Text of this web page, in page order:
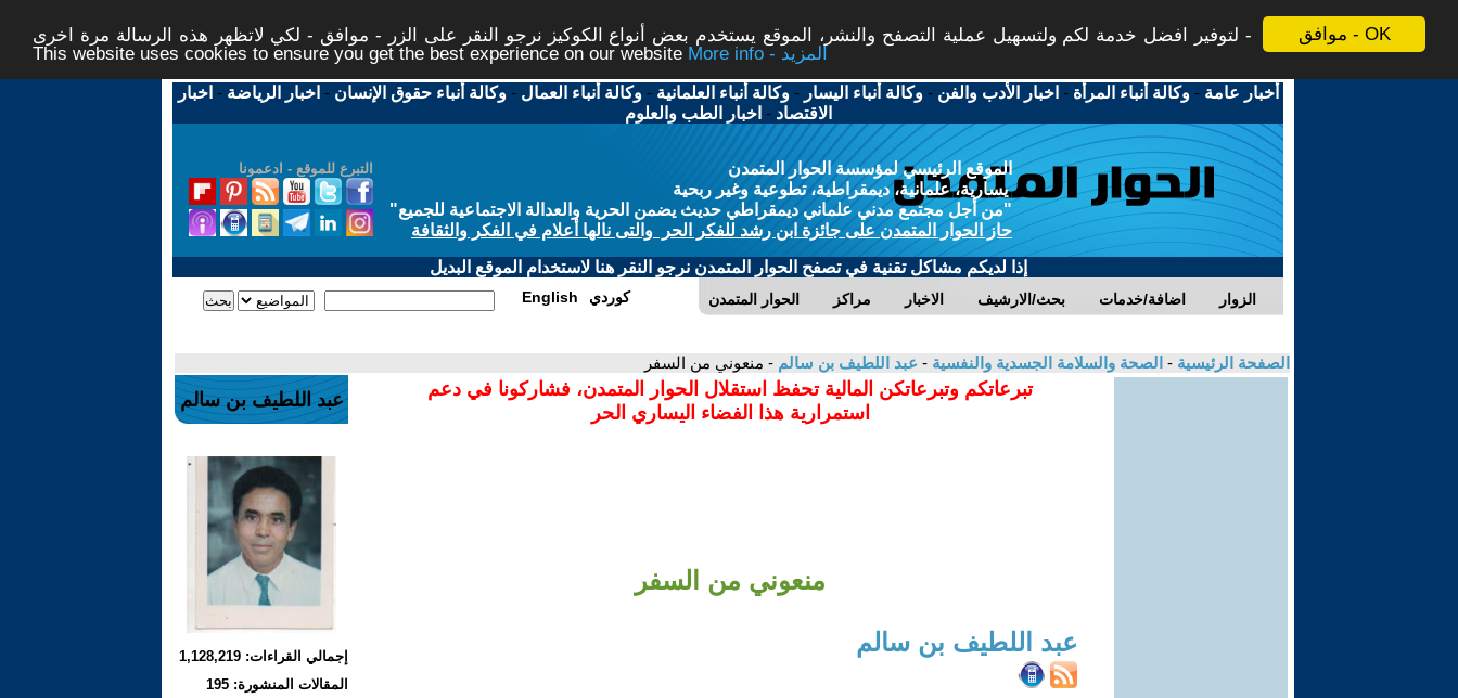
موافق - OK
لتوفير افضل خدمة لكم ولتسهيل عملية التصفح والنشر، الموقع يستخدم بعض أنواع الكوكيز نرجو النقر على الزر - موافق - لكي لاتظهر هذه الرسالة مرة اخرى -
This website uses cookies to ensure you get the best experience on our website
More info - المزيد
أخبار عامة -وكالة أنباء المرأة - اخبار الأدب والفن -وكالة أنباء اليسار -وكالة أنباء العلمانية -وكالة أنباء العمال -وكالة أنباء حقوق الإنسان - اخبار الرياضة - اخبار
الاقتصاد - اخبار الطب والعلوم
التبرع للموقع - ادعمونا
الموقع الرئيسي لمؤسسة الحوار المتمدن
يسارية، علمانية، ديمقراطية، تطوعية وغير ربحية
"من أجل مجتمع مدني علماني ديمقراطي حديث يضمن الحرية والعدالة الاجتماعية للجميع"
حاز الحوار المتمدن على جائزة ابن رشد للفكر الحر والتى نالها أعلام في الفكر والثقافة
إذا لديكم مشاكل تقنية في تصفح الحوار المتمدن نرجو النقر هنا لاستخدام الموقع البديل
الحوار المتمدن مراكز الاخبار بحث/الارشيف اضافة/خدمات الزوار English كوردي
الصفحة الرئيسية - الصحة والسلامة الجسدية والنفسية - عبد اللطيف بن سالم - منعوني من السفر
تبرعاتكم وتبرعاتكن المالية تحفظ استقلال الحوار المتمدن، فشاركونا في دعم
استمرارية هذا الفضاء اليساري الحر
منعوني من السفر
عبد اللطيف بن سالم
عبد اللطيف بن سالم
إجمالي القراءات: 1,128,219
المقالات المنشورة: 195